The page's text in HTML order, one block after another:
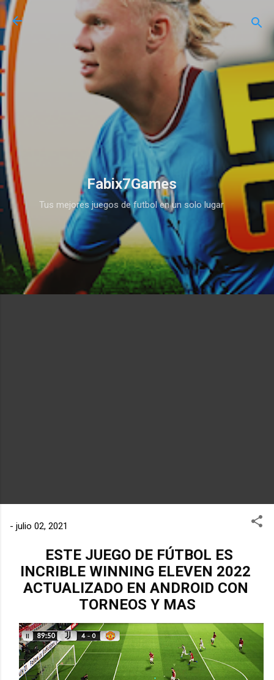
Ir al contenido principal
Fabix7Games
Tus mejores juegos de futbol en un solo lugar
- julio 02, 2021
ESTE JUEGO DE FÚTBOL ES
INCRIBLE WINNING ELEVEN 2022
ACTUALIZADO EN ANDROID CON
TORNEOS Y MAS